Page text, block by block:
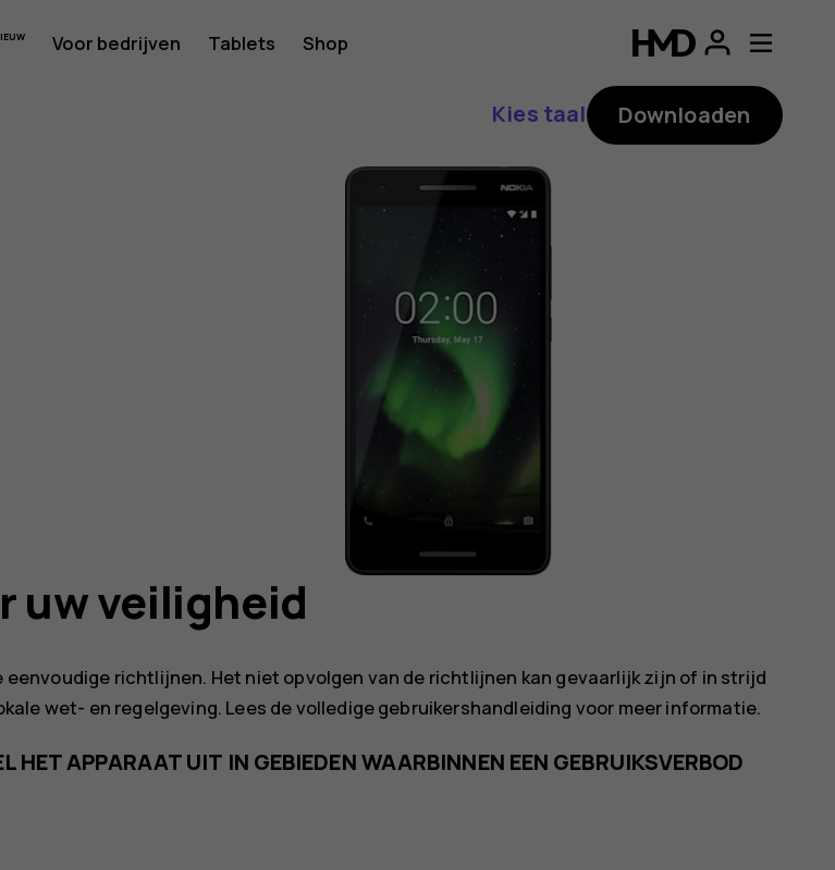
Voor bedrijven Tablets Shop
Kies taal Downloaden
uw veiligheid
eenvoudige richtlijnen. Het niet opvolgen van de richtlijnen kan gevaarlijk zijn of in strijd
wet- en regelgeving. Lees de volledige gebruikershandleiding voor meer informatie.
HET APPARAAT UIT IN GEBIEDEN WAARBINNEN EEN GEBRUIKSVERBOD